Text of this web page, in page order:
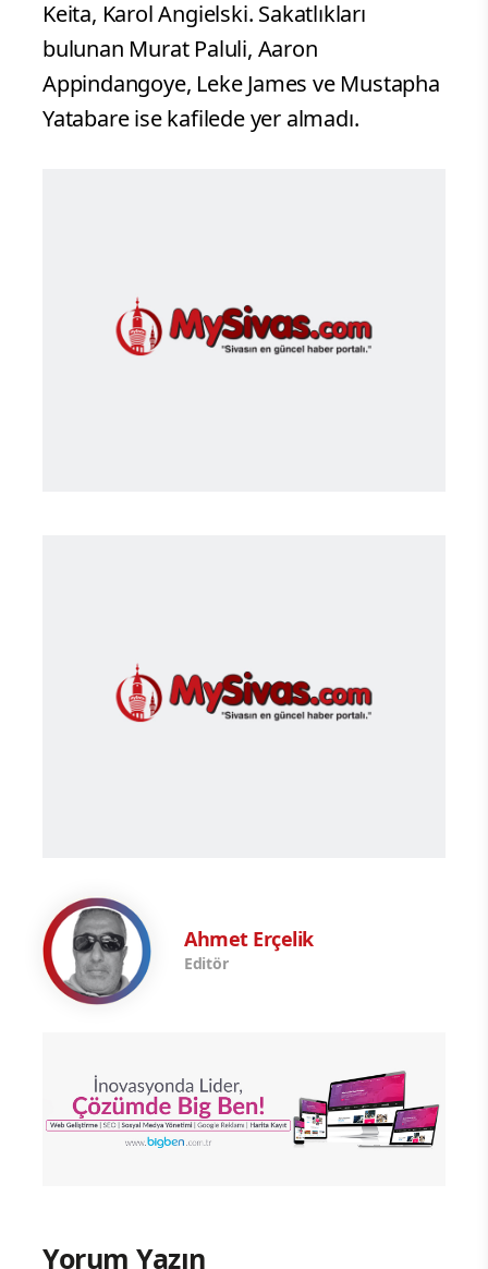
Keita, Karol Angielski. Sakatlıkları
bulunan Murat Paluli, Aaron
Appindangoye, Leke James ve Mustapha
Yatabare ise kafilede yer almadı.
Ahmet Erçelik
Editör
Yorum Yazın